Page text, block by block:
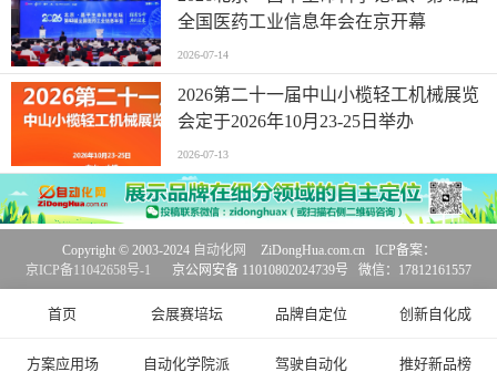
全国医药工业信息年会在京开幕
2026-07-14
2026第二十一届中山小榄轻工机械展览
会定于2026年10月23-25日举办
2026-07-13
首页 会展赛培坛 品牌自定位 创新自化成
方案应用场 自动化学院派 驾驶自动化 推好新品榜
Copyright © 2003-2024 自动化网
ZiDongHua.com.cn ICP备案：
京ICP备11042658号-1
京公网安备 11010802024739号 微信：17812161557